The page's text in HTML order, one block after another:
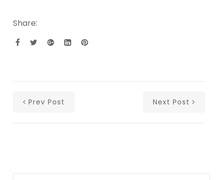
Share:
Prev Post Next Post